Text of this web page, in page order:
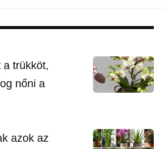
a trükköt,
nőni a
azok az